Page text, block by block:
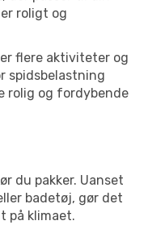
roligt og
flere aktiviteter og
spidsbelastning
rolig og fordybende
du pakker. Uanset
badetøj, gør det
på klimaet.